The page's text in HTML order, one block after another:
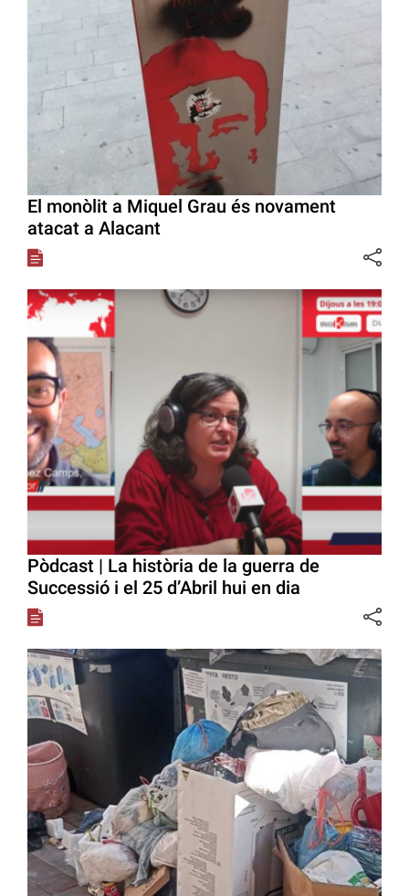
El monòlit a Miquel Grau és novament
atacat a Alacant
Pòdcast | La història de la guerra de
Successió i el 25 d’Abril hui en dia